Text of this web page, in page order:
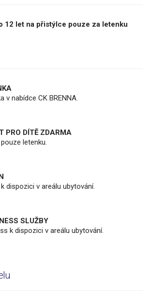
12 let na přistýlce pouze za letenku
v nabídce CK BRENNA.
PRO DÍTĚ ZDARMA
letenku.
dispozici v areálu ubytování.
SLUŽBY
k dispozici v areálu ubytování.